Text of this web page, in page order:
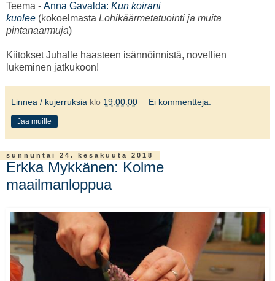
Teema - Anna Gavalda: Kun koirani
kuolee (kokoelmasta Lohikäärmetatuointi ja muita
pintanaarmuja)
Kiitokset Juhalle haasteen isännöinnistä, novellien
lukeminen jatkukoon!
Linnea / kujerruksia klo 19.00.00 Ei kommentteja:
Jaa muille
sunnuntai 24. kesäkuuta 2018
Erkka Mykkänen: Kolme
maailmanloppua